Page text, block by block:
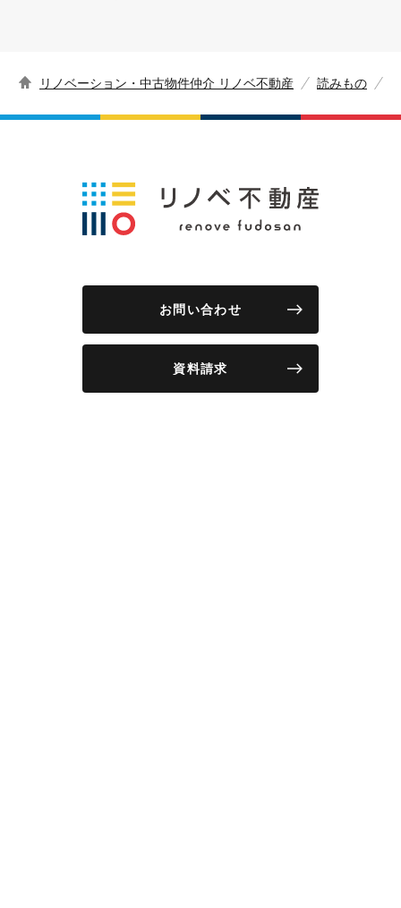
リノベーション・中古物件仲介 リノベ不動産 読みもの
お問い合わせ
資料請求